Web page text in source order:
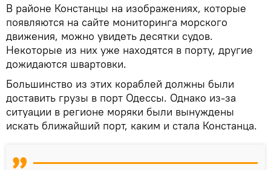
В районе Констанцы на изображениях, которые
появляются на сайте мониторинга морского
движения, можно увидеть десятки судов.
Некоторые из них уже находятся в порту, другие
дожидаются швартовки.
Большинство из этих кораблей должны были
доставить грузы в порт Одессы. Однако из-за
ситуации в регионе моряки были вынуждены
искать ближайший порт, каким и стала Констанца.